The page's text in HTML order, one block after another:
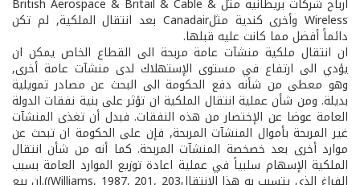
Wireless وأخرى كندية مثلCanadair بعد انتقال الملكية, لم تكن
دائماً أفضل مما كانت عليه قبلها.
ان انتقال ملكية منشآت عامة مربحة الى القطاع الخاص يمكن ان
يؤدي الى ارتفاع في مستوى الإستهلاك لدى منشآت عامة أخرى,
وهو معطى من شأنه دفع الحكومة الى البحث عن مصادر تمويلية
بديلة. ومن شأن عملية انتقال الملكية ان تؤثر على بنية نفقات الدولة
العامة عوضا عن الإختصار من هذه النفقات. فبدل أن تغذى المنشآت
غير المربحة بأموال المنشآت المربحة, فإن على الحكومة ان تبحث عن
موارد أخرى بعد خصخصة المنشآت المربحة. كما أنه من شأن انتقال
الملكية الإسهام سلبياً في عملية اعادة توزيع الموارد العامة بسبب